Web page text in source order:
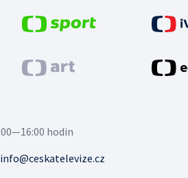
hodin
info@ceskatelevize.cz